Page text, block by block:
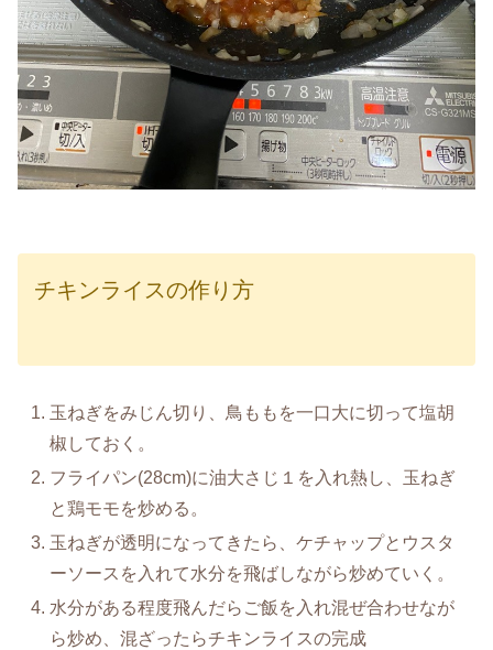
チキンライスの作り方
玉ねぎをみじん切り、鳥ももを一口大に切って塩胡
椒しておく。
フライパン(28cm)に油大さじ１を入れ熱し、玉ねぎ
と鶏モモを炒める。
玉ねぎが透明になってきたら、ケチャップとウスタ
ーソースを入れて水分を飛ばしながら炒めていく。
水分がある程度飛んだらご飯を入れ混ぜ合わせなが
ら炒め、混ざったらチキンライスの完成